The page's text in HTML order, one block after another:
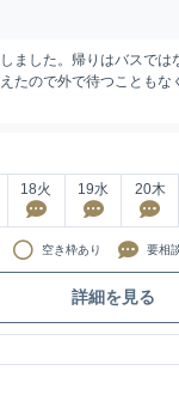
ました。帰りはバスでは
たので外で待つこともな
18火 19水 20木
空き枠あり 要相
詳細を見る